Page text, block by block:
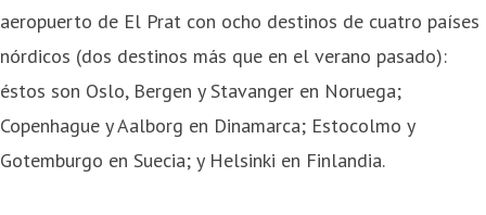
aeropuerto de El Prat con ocho destinos de cuatro países
nórdicos (dos destinos más que en el verano pasado):
éstos son Oslo, Bergen y Stavanger en Noruega;
Copenhague y Aalborg en Dinamarca; Estocolmo y
Gotemburgo en Suecia; y Helsinki en Finlandia.